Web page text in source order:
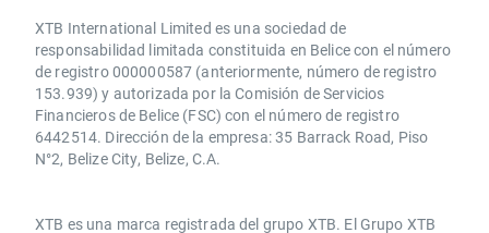
XTB International Limited es una sociedad de
responsabilidad limitada constituida en Belice con el número
de registro 000000587 (anteriormente, número de registro
153.939) y autorizada por la Comisión de Servicios
Financieros de Belice (FSC) con el número de registro
6442514. Dirección de la empresa: 35 Barrack Road, Piso
N°2, Belize City, Belize, C.A.
​​XTB es una marca registrada del grupo XTB. El Grupo XTB